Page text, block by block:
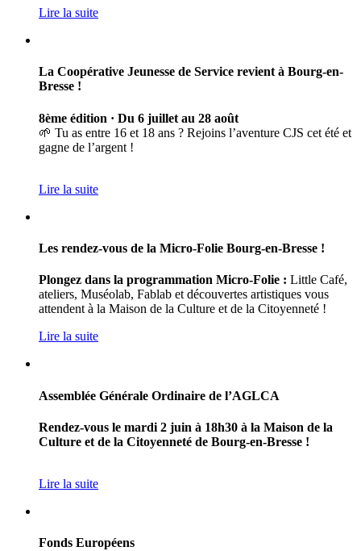
Lire la suite
La Coopérative Jeunesse de Service revient à Bourg-en-
Bresse !
8ème édition · Du 6 juillet au 28 août
🌱 Tu as entre 16 et 18 ans ? Rejoins l’aventure CJS cet été et
gagne de l’argent !
Lire la suite
Les rendez-vous de la Micro-Folie Bourg-en-Bresse !
Plongez dans la programmation Micro-Folie : Little Café,
ateliers, Muséolab, Fablab et découvertes artistiques vous
attendent à la Maison de la Culture et de la Citoyenneté !
Lire la suite
Assemblée Générale Ordinaire de l’AGLCA
Rendez-vous le mardi 2 juin à 18h30 à la Maison de la
Culture et de la Citoyenneté de Bourg-en-Bresse !
Lire la suite
Fonds Européens